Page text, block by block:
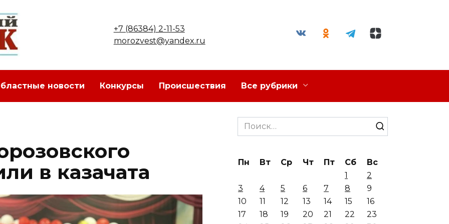
+7 (86384) 2-11-53
morozvest@yandex.ru
новости Конкурсы Происшествия Все рубрики
в казачата
Search
for:
Пн Вт Ср Чт Пт Сб
Вс
1
2
3
4 5 6 7 8
9
10
11 12 13 14 15
16
17
18 19 20 21 22
23